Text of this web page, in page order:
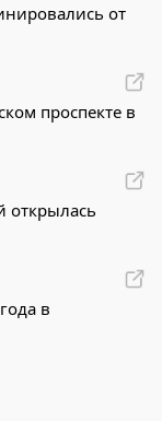
от
проспекте в
открылась
в